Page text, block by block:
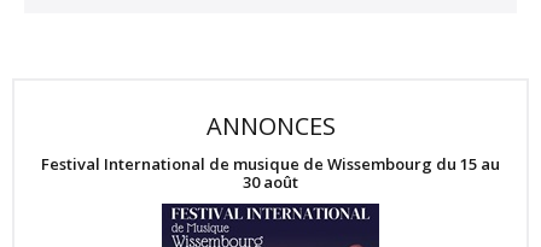
ANNONCES
Festival International de musique de Wissembourg du 15 au
30 août